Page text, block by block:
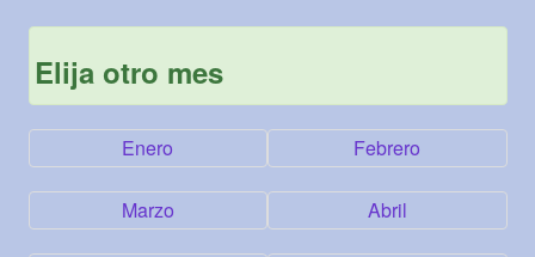
Elija otro mes
Enero Febrero
Marzo Abril